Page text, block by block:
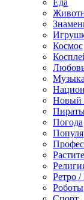
Еда
Космос
Новый
Погода
Ретро /
Роботы